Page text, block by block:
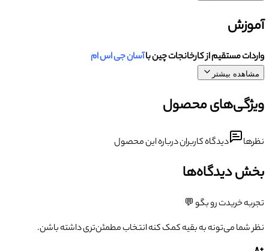
آموزش
واردات مستقیم از کارخانجات چین باآسان جی اس ام
مشاهده بیشتر
ویژگی‌های محصول
نظرها دیدگاه کاربران درباره این محصول
بخش دیدگاه‌ها
تجربه خریدت رو بگو 💬
نظر شما می‌تونه به بقیه کمک کنه انتخاب مطمئن‌تری داشته باشن.